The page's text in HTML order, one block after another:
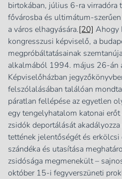
birtokában, július 6-ra virradóra
fővárosba és ultimátum-
a város elhagyására.[20] Ahogy
kongresszusi képviselő, a
megpróbáltatásainak
alkalmából 1994. május 26-án
Képviselőházban
felszólalásában találóan
páratlan fellépése az egyetlen
egy tengelyhatalom katonai
zsidók deportálását akadályozza
tettének jelentőségét és
szándéka és utasítása
zsidósága megmenekült –
október 15-i fegyverszüneti